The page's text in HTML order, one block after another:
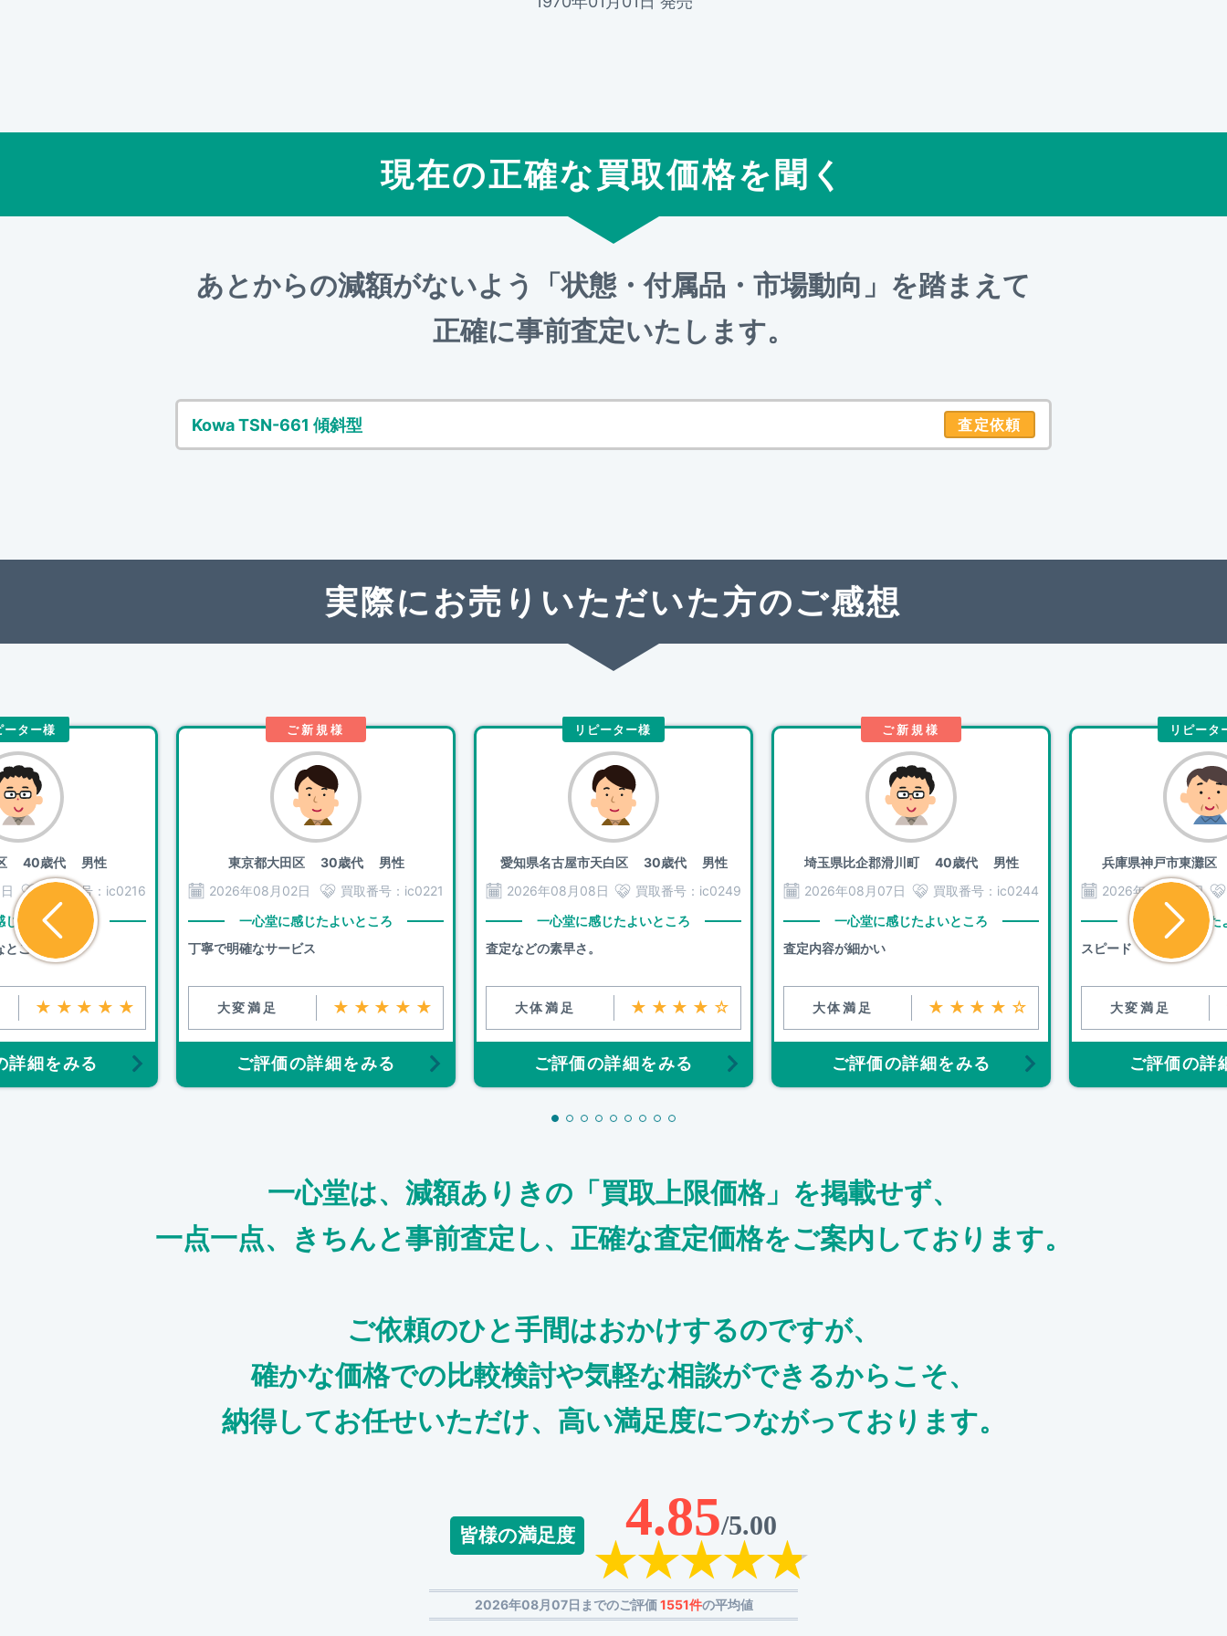
現在の正確な買取価格を聞く
あとからの減額がないよう「状態・付属品・市場動向」を踏まえて
正確に事前査定いたします。
Kowa TSN-661 傾斜型 査定依頼
実際にお売りいただいた方のご感想
ーター様
40歳代 男性
買取番号： ic0216
じたよいところ
ころ
★★★★★
詳細をみる
ご新規様
東京都大田区30歳代 男性
2026年08月02日
買取番号： ic0221
一心堂に感じたよいところ
丁寧で明確なサービス
大変満足 ★★★★★
ご評価の詳細をみる
リピーター様
愛知県名古屋市天白区30歳代 男性
2026年08月08日
買取番号： ic0249
一心堂に感じたよいところ
査定などの素早さ。
大体満足 ★★★★☆
ご評価の詳細をみる
ご新規様
埼玉県比企郡滑川町40歳代 男性
2026年08月07日
買取番号： ic0244
一心堂に感じたよいところ
査定内容が細かい
大体満足 ★★★★☆
ご評価の詳細をみる
リピータ
兵庫県神戸市東灘区
2026年08月06日
一心堂に感じた
スピード
大変満足
ご評価の詳
一心堂は、減額ありきの「買取上限価格」を掲載せず、
一点一点、きちんと事前査定し、正確な査定価格をご案内しております。
ご依頼のひと手間はおかけするのですが、
確かな価格での比較検討や気軽な相談ができるからこそ、
納得してお任せいただけ、高い満足度につながっております。
皆様の満足度 4.85/5.00
2026年08月07日までのご評価1551件の平均値